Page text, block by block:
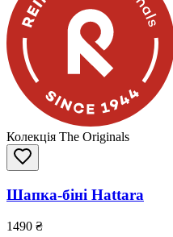
Колекція The Originals
Шапка-біні Hattara
1490 ₴